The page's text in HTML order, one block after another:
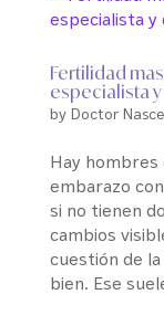
Fertilidad
especialista
by Doctor
Hay hombres
embarazo
si no tienen
cambios
cuestión de
bien. Ese